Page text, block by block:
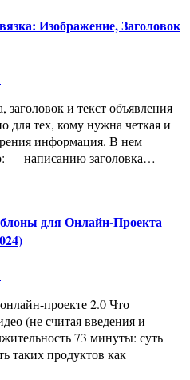
Изображение, Заголовок
для тех, кому нужна четкая и
информация. В нем
— написанию заголовка…
для Онлайн-Проекта
(не считая введения и
73 минуты: суть
таких продуктов как